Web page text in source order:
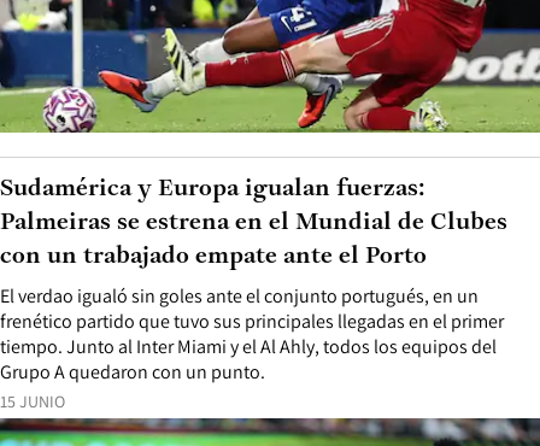
15 JUNIO
El verdao igualó sin goles ante el conjunto portugués, en un
frenético partido que tuvo sus principales llegadas en el primer
tiempo. Junto al Inter Miami y el Al Ahly, todos los equipos del
Grupo A quedaron con un punto.
Sudamérica y Europa igualan fuerzas:
Palmeiras se estrena en el Mundial de Clubes
con un trabajado empate ante el Porto